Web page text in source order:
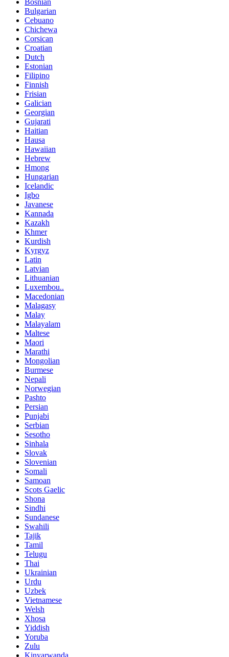
Bosnian
Bulgarian
Cebuano
Chichewa
Corsican
Croatian
Dutch
Estonian
Filipino
Finnish
Frisian
Galician
Georgian
Gujarati
Haitian
Hausa
Hawaiian
Hebrew
Hmong
Hungarian
Icelandic
Igbo
Javanese
Kannada
Kazakh
Khmer
Kurdish
Kyrgyz
Latin
Latvian
Lithuanian
Luxembou..
Macedonian
Malagasy
Malay
Malayalam
Maltese
Maori
Marathi
Mongolian
Burmese
Nepali
Norwegian
Pashto
Persian
Punjabi
Serbian
Sesotho
Sinhala
Slovak
Slovenian
Somali
Samoan
Scots Gaelic
Shona
Sindhi
Sundanese
Swahili
Tajik
Tamil
Telugu
Thai
Ukrainian
Urdu
Uzbek
Vietnamese
Welsh
Xhosa
Yiddish
Yoruba
Zulu